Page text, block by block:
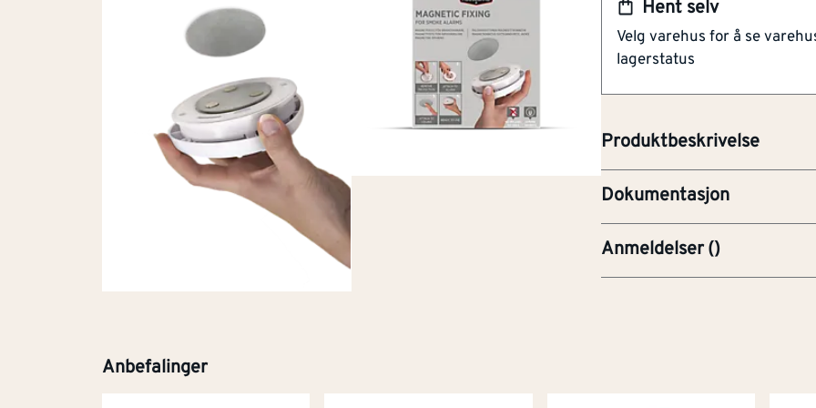
Hent selv
Velg varehus for å se
lagerstatus
Produktbeskrivelse
før montering. Når platene
håndterbar festemetode som
tilgjengelighet. Housegard
Deler av teksten er KI-
Dokumentasjon
BRO-Brosjyre
Anmeldelser()
Anbefalinger